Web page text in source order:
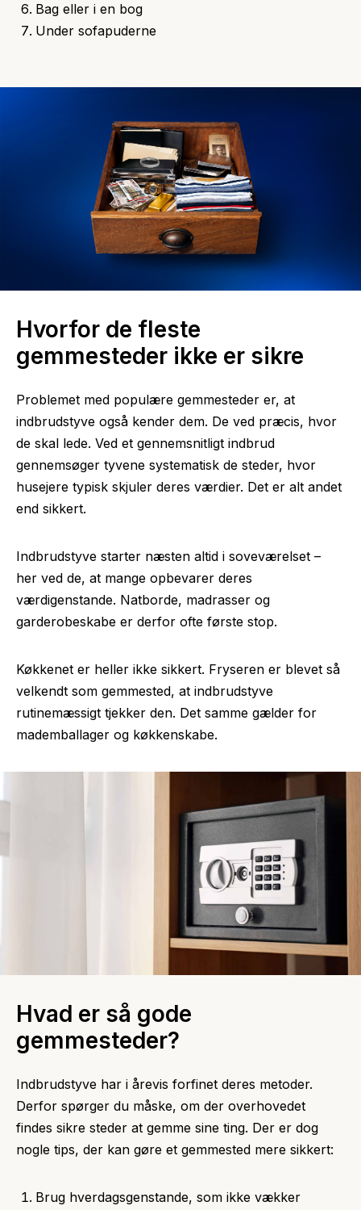
Bag eller i en bog
Under sofapuderne
Hvorfor de fleste
gemmesteder ikke er sikre
Problemet med populære gemmesteder er, at
indbrudstyve også kender dem. De ved præcis, hvor
de skal lede. Ved et gennemsnitligt indbrud
gennemsøger tyvene systematisk de steder, hvor
husejere typisk skjuler deres værdier. Det er alt andet
end sikkert.
Indbrudstyve starter næsten altid i soveværelset –
her ved de, at mange opbevarer deres
værdigenstande. Natborde, madrasser og
garderobeskabe er derfor ofte første stop.
Køkkenet er heller ikke sikkert. Fryseren er blevet så
velkendt som gemmested, at indbrudstyve
rutinemæssigt tjekker den. Det samme gælder for
mademballager og køkkenskabe.
Hvad er så gode
gemmesteder?
Indbrudstyve har i årevis forfinet deres metoder.
Derfor spørger du måske, om der overhovedet
findes sikre steder at gemme sine ting. Der er dog
nogle tips, der kan gøre et gemmested mere sikkert:
Brug hverdagsgenstande, som ikke vækker